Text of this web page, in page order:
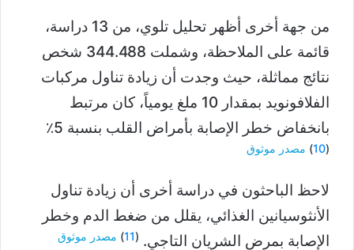
من جهة أخرى أظهر تحليل تلوي، من 13 دراسة،
قائمة على الملاحظة، وشملت 344.488 شخص
نتائج مماثلة، حيث وجدت أن زيادة تناول مركبات
الفلافونويد بمقدار 10 ملغ يومياً، كان مرتبط
بانخفاض خطر الإصابة بأمراض القلب بنسبة 5٪
(
10
) مصدر موثوق
لاحظ الباحثون في دراسة أخرى أن زيادة تناول
الأنثوسيانين الغذائي، يقلل من ضغط الدم وخطر
الإصابة بمرض الشريان التاجي. (
11
) مصدر موثوق